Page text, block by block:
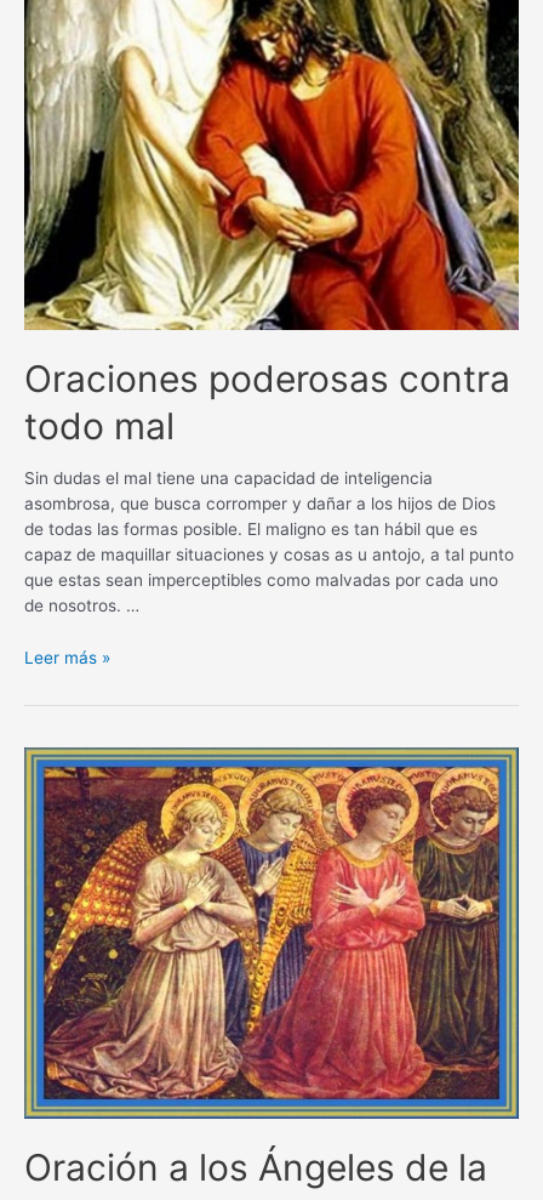
Oraciones poderosas contra
todo mal
Sin dudas el mal tiene una capacidad de inteligencia
asombrosa, que busca corromper y dañar a los hijos de Dios
de todas las formas posible. El maligno es tan hábil que es
capaz de maquillar situaciones y cosas as u antojo, a tal punto
que estas sean imperceptibles como malvadas por cada uno
de nosotros. …
Oraciones
contra
mal
Leer más »
Oración a los Ángeles de la